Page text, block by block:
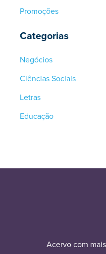
Promoções
Categorias
Negócios
Ciências Sociais
Letras
Educação
Acervo com